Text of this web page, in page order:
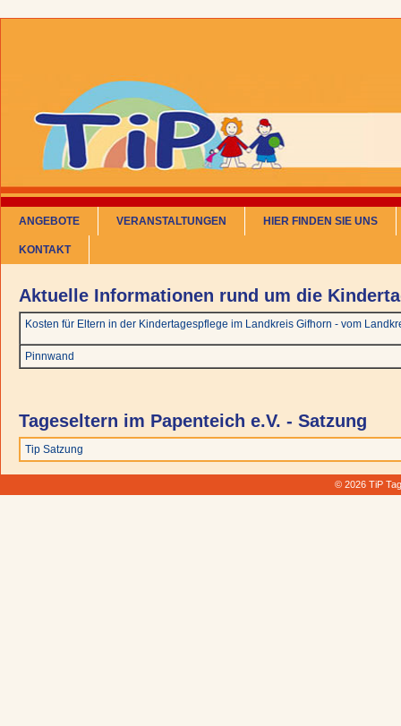
ANGEBOTE VERANSTALTUNGEN HIER FINDEN SIE UNS
KONTAKT
Aktuelle Informationen rund um die
Kosten für Eltern in der Kindertagespflege im Landkreis Gifhorn - vom
Pinnwand
Tageseltern im Papenteich e.V. - Satzung
Tip Satzung
© 2026 TiP